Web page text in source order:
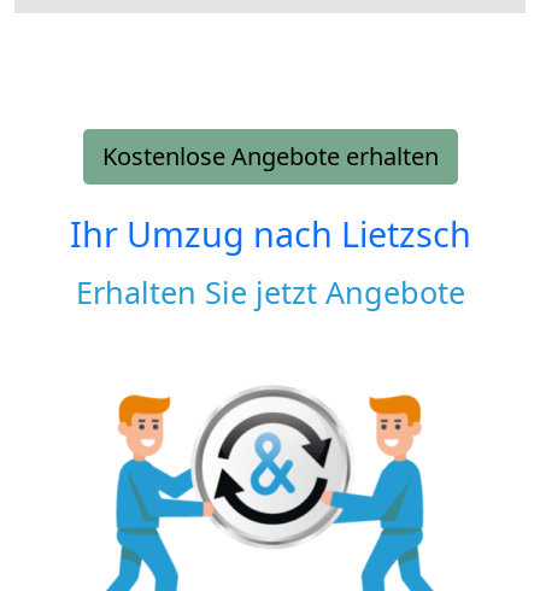
Kostenlose Angebote erhalten
Ihr Umzug nach Lietzsch
Erhalten Sie jetzt Angebote